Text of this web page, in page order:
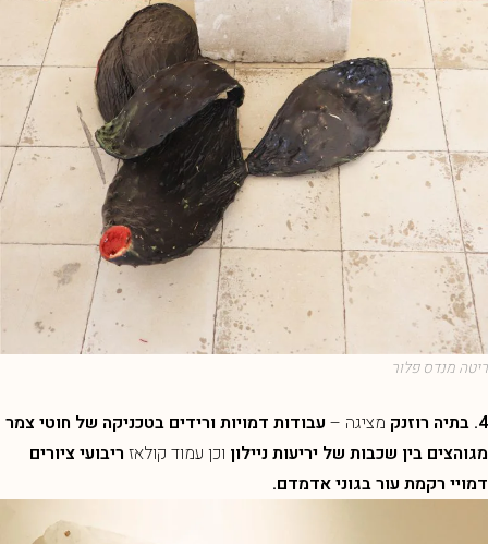
ריטה מנדס פלור
4. בתיה רוזנק מציגה – עבודות דמויות ורידים בטכניקה של חוטי צמר
מגוהצים בין שכבות של יריעות ניילון וכן עמוד קולאז ריבועי ציורים
דמויי רקמת עור בגוני אדמדם.